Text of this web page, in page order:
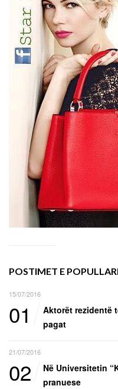
POSTIMET E
15/07/2016
01
Aktorët rezidentë
pagat
21/07/2016
02
Në Universitetin
pranuese